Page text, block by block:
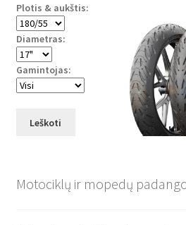
Plotis & aukštis:
Diametras:
Gamintojas:
Leškoti
Motociklų ir mopedų